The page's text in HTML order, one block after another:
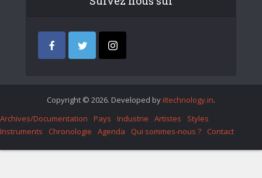
Copyright © 2026. Developed by iItechnology.in.
Archives/Documentation
Pays Industrie Artistes
Styles
Instruments
Chronologie Agenda Qui sommes-nous ? Contact